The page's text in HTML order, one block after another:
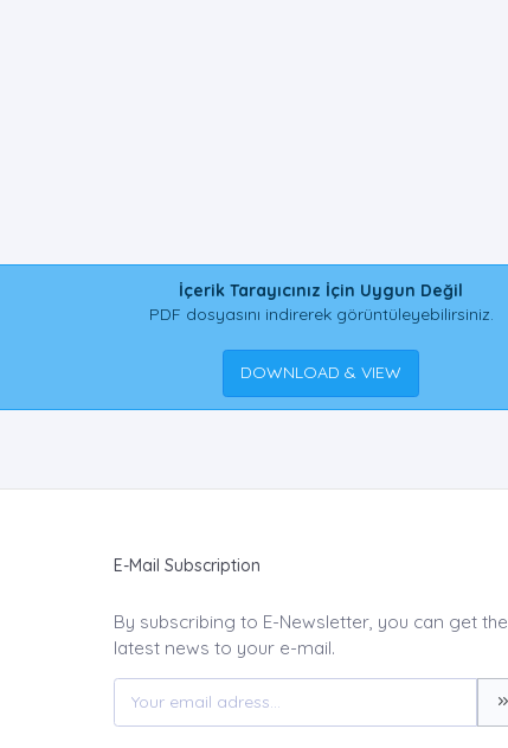
İçerik Tarayıcınız İçin Uygun Değil
PDF dosyasını indirerek görüntüleyebilirsiniz.
DOWNLOAD & VIEW
E-Mail Subscription
By subscribing to E-Newsletter, you can get the
latest news to your e-mail.